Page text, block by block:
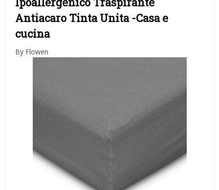
Antiacaro Tinta Unita -Casa e
cucina
By Flowen